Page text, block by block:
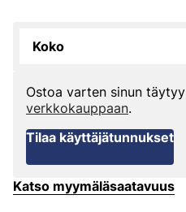
Koko
Ostoa varten sinun täytyy
verkkokauppaan.
Tilaa käyttäjätunnukset
Katso myymäläsaatavuus